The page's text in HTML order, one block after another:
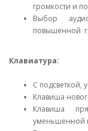
громкости и
Выбор
повышенной
Клавиатура:
С подсветкой,
Клавиша
Клавиша
уменьшенной